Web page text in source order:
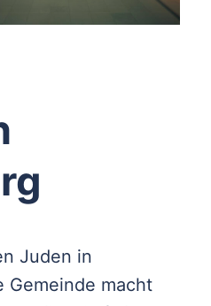
Juden in
Gemeinde macht